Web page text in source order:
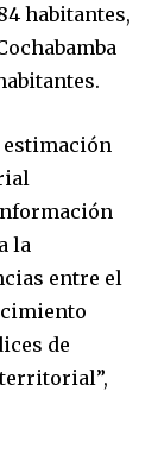
habitantes,
estimación
la
entre el
de